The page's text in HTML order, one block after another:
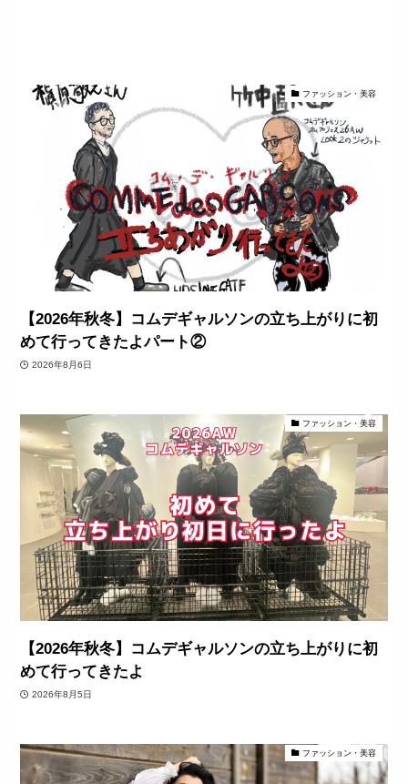
ファッション・美容
【2026年秋冬】コムデギャルソンの立ち上がりに初
めて行ってきたよパート②
2026年8月6日
ファッション・美容
【2026年秋冬】コムデギャルソンの立ち上がりに初
めて行ってきたよ
2026年8月5日
ファッション・美容